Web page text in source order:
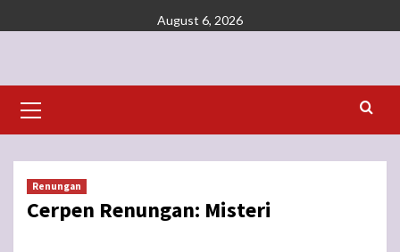
to
August 6, 2026
Menu
Renungan
Cerpen Renungan: Misteri